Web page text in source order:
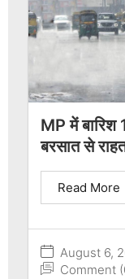
MP में
बरसात से
August 6,
Comment
Read More